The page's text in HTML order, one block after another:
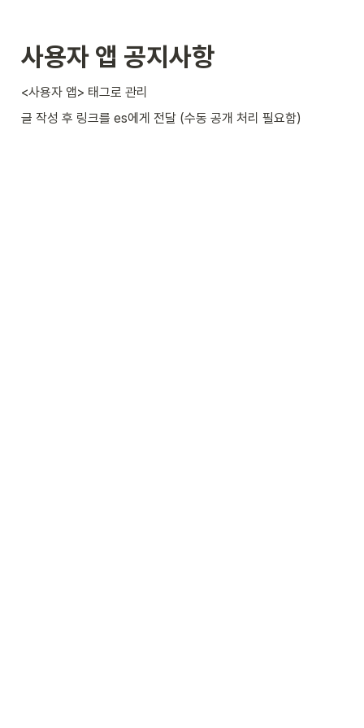
사용자 앱 공지사항
<사용자 앱> 태그로 관리
글 작성 후 링크를 es에게 전달 (수동 공개 처리 필요함)